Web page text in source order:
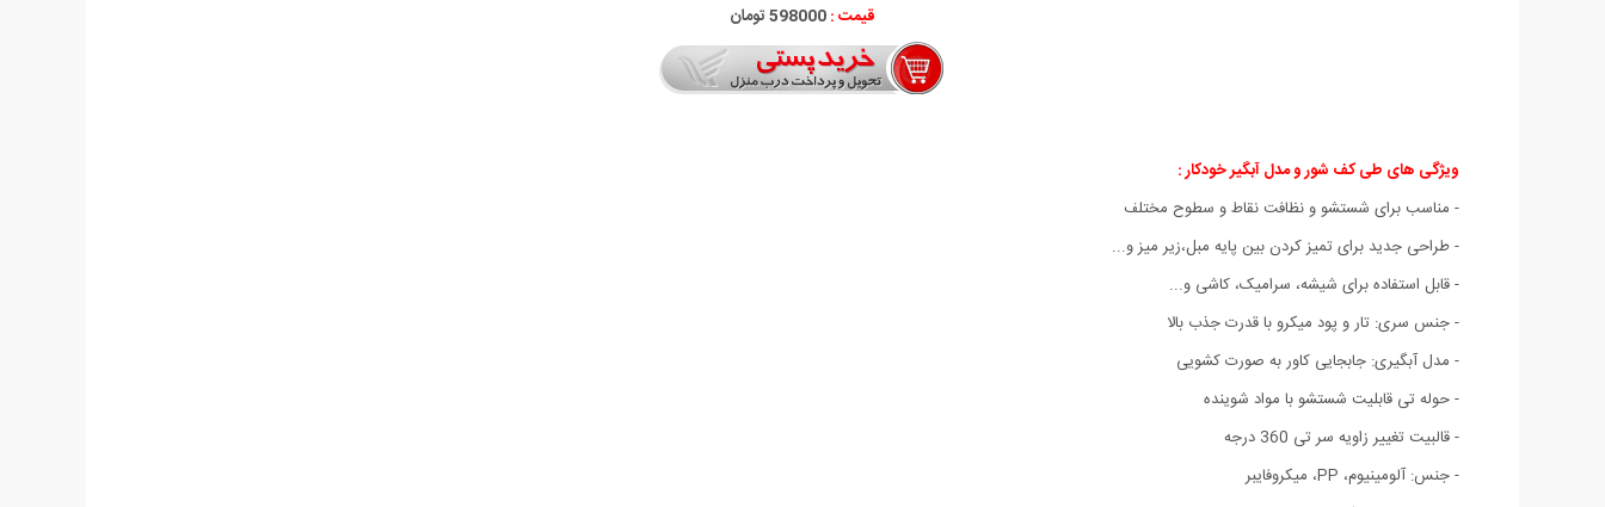
قیمت :598000 تومان
ویژگی های طی کف شور و مدل آبگیر خودکار :
- مناسب برای شستشو و نظافت نقاط و سطوح مختلف
- طراحی جدید برای تمیز کردن بین پایه مبل،زیر میز و...
- قابل استفاده برای شیشه، سرامیک، کاشی و...
- جنس سری: تار و پود میکرو با قدرت جذب بالا
- مدل آبگیری: جابجایی کاور به صورت کشویی
- حوله تی قابلیت شستشو با مواد شوینده
- قالبیت تغییر زاویه سر تی 360 درجه
- جنس: آلومینیوم، PP، میکروفایبر